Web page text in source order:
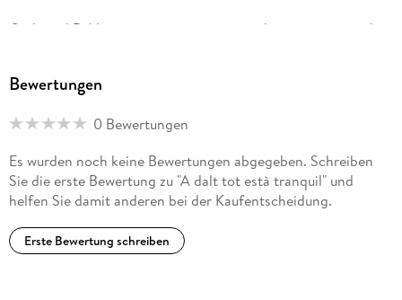
Gerbrand Bakker no té gos, ni cap animal, perquè no viu al
companyia dels animals que tant li agraden; potser, així,
creua pel carrer. Mentrestant, s'envolta de plantes i crea el
Amb aquesta novel·la va obtenir el premi IMPAC 2010, a més
de vuit premis més en l'àmbit internacional, i va convertir-se
en el primer holandès que guanyava aquest premi amb
nominacions proposades per biblioteques de tot el món.
Bewertungen
0 Bewertungen
Es wurden noch keine Bewertungen abgegeben. Schreiben
Sie die erste Bewertung zu "A dalt tot està tranquil" und
helfen Sie damit anderen bei der Kaufentscheidung.
Erste Bewertung schreiben